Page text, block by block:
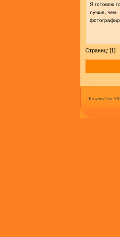
Я готовлю
лучше, чем
Страниц: [1]
Powered by